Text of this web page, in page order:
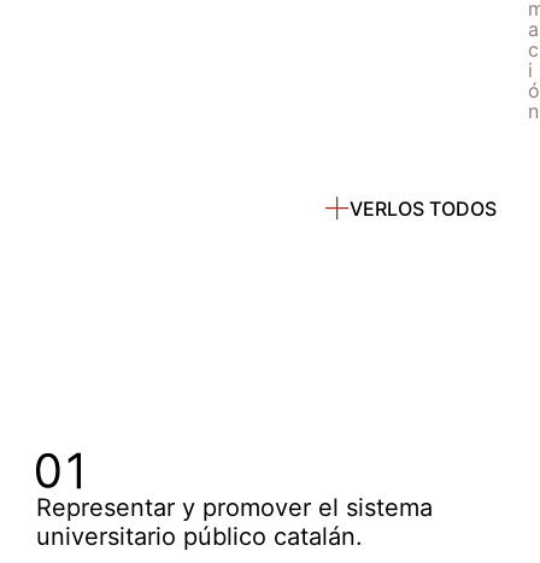
a
c
i
ó
n
VERLOS TODOS
Representar y promover el sistema
universitario público catalán.